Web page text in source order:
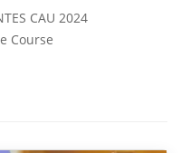
CAU 2024
Course